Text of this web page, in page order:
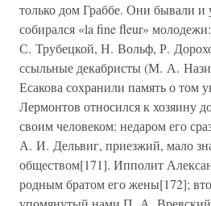
только дом Граббе. Они бывали
собирался «la fine fleur»
С. Трубецкой, Н. Вольф, Р.
ссыльные декабристы (М. А.
Есакова сохранили память о том
Лермонтов относился к хозяину
своим человеком: недаром его
А. И. Дельвиг, приезжий, мало
обществом[171]. Ипполит
родным братом его жены[172];